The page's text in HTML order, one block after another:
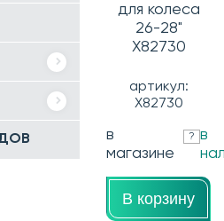
для колеса
26-28"
Х82730
артикул:
Х82730
в
магазине
? в
В корзину